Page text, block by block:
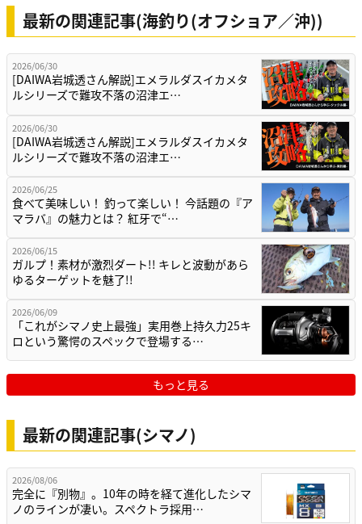
最新の関連記事(海釣り(オフショア／沖))
2026/06/30
[DAIWA岩城透さん解説]エメラルダスイカメタ
ルシリーズで難攻不落の沼津エ…
2026/06/30
[DAIWA岩城透さん解説]エメラルダスイカメタ
ルシリーズで難攻不落の沼津エ…
2026/06/25
食べて美味しい！ 釣って楽しい！ 今話題の『ア
マラバ』の魅力とは？ 紅牙で“…
2026/06/15
ガルプ！素材が激烈ダート!! キレと波動があら
ゆるターゲットを魅了!!
2026/06/09
「これがシマノ史上最強」実用巻上持久力25キ
ロという驚愕のスペックで登場する…
もっと見る
最新の関連記事(シマノ)
2026/08/06
完全に『別物』。10年の時を経て進化したシマ
ノのラインが凄い。スペクトラ採用…